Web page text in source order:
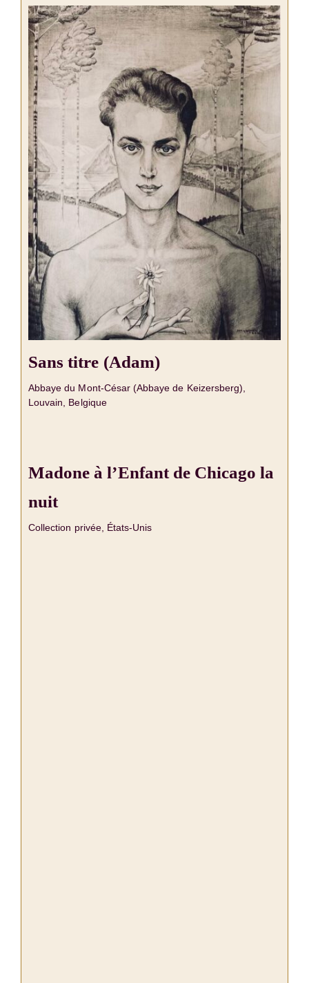
Sans titre (Adam)
Abbaye du Mont-César (Abbaye de Keizersberg),
Louvain, Belgique
Madone à l’Enfant de Chicago la
nuit
Collection privée, États-Unis